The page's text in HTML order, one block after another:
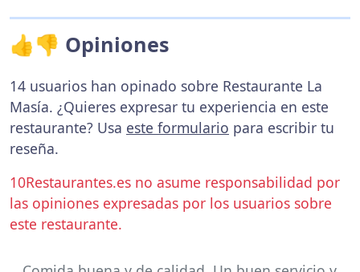
👍👎 Opiniones
14 usuarios han opinado sobre Restaurante La
Masía. ¿Quieres expresar tu experiencia en este
restaurante? Usa este formulario para escribir tu
reseña.
10Restaurantes.es no asume responsabilidad por
las opiniones expresadas por los usuarios sobre
este restaurante.